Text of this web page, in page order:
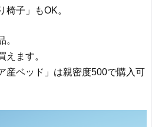
椅子」もOK。
。
えます。
産ベッド」は親密度500で購入可